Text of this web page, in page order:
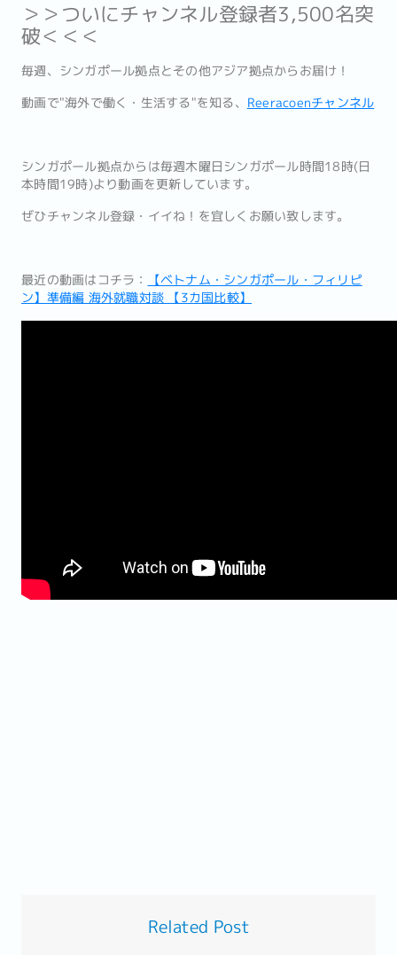
＞＞ついにチャンネル登録者3,500名突
破＜＜＜
毎週、シンガポール拠点とその他アジア拠点からお届け！
動画で"海外で働く・生活する"を知る、 Reeracoenチャ ンネル
シンガポール拠点からは毎週木曜日シンガポール時間18時(日
本時間19時)より動画を更新しています。
ぜひチャンネル登録・イイね！を宜しくお願い致します。
最近の動画はコチラ：
【ベトナム・シンガポール・フィリピ
ン】準備編 海外就職対談 【3カ国比較】
Related Post